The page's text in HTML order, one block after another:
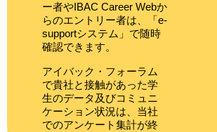
ー者やIBAC Career Webか
らのエントリー者は、「e-
supportシステム」で随時
確認できます。
アイバック・フォーラム
で貴社と接触があった学
生のデータ及びコミュニ
ケーション状況は、当社
でのアンケート集計が終